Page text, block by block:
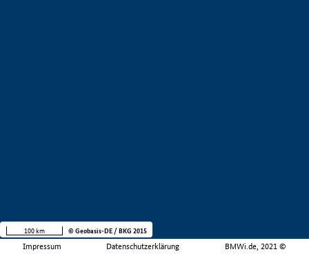
Impressum Datenschutzerklärung BMWi.de, 2021 ©
100 km © Geobasis-DE / BKG 2015